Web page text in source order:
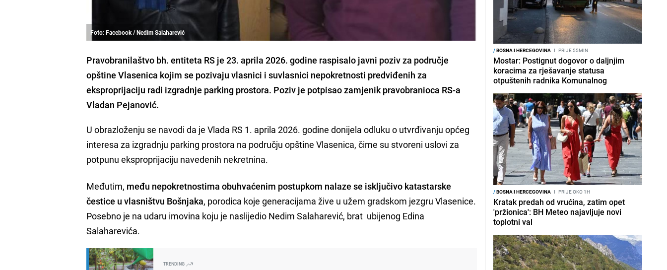
Foto: Facebook / Nedim Salaharević
Pravobranilaštvo bh. entiteta RS je 23. aprila 2026. godine raspisalo javni poziv za područje
opštine Vlasenica kojim se pozivaju vlasnici i suvlasnici nepokretnosti predviđenih za
eksproprijaciju radi izgradnje parking prostora. Poziv je potpisao zamjenik pravobranioca RS-a
Vladan Pejanović.
U obrazloženju se navodi da je Vlada RS 1. aprila 2026. godine donijela odluku o utvrđivanju općeg
interesa za izgradnju parking prostora na području opštine Vlasenica, čime su stvoreni uslovi za
potpunu eksproprijaciju navedenih nekretnina.
Međutim, među nepokretnostima obuhvaćenim postupkom nalaze se isključivo katastarske
čestice u vlasništvu Bošnjaka, porodica koje generacijama žive u užem gradskom jezgru Vlasenice.
Posebno je na udaru imovina koju je naslijedio Nedim Salaharević, brat ubijenog Edina
Salaharevića.
TRENDING
/BOSNA I HERCEGOVINA I PRIJE 55MIN
Mostar: Postignut dogovor o daljnjim
koracima za rješavanje statusa
otpuštenih radnika Komunalnog
/BOSNA I HERCEGOVINA I PRIJE OKO 1H
Kratak predah od vrućina, zatim opet
'pržionica': BH Meteo najavljuje novi
toplotni val